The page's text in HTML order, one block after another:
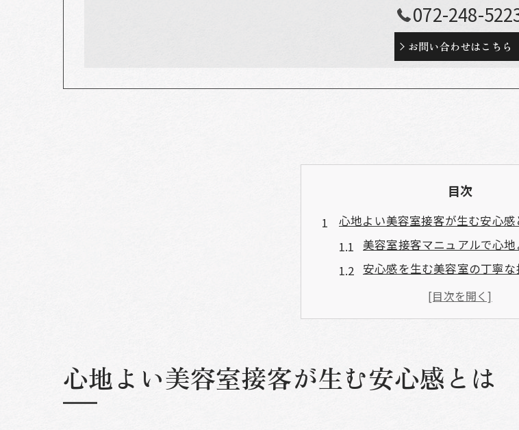
072-248-
お問い合わせはこちら
目次
心地よい美容室接客が生む安心感
美容室接客マニュアルで心
安心感を生む美容室の丁寧
美容室で印象が変わる接客の
美容室の接客が安心感につ
第一印象アップに効く美容室での
美容室で好印象を与える振る
心地よい美容室接客が生む安心感とは